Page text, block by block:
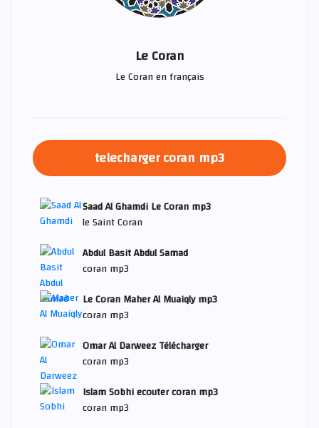
Le Coran
Le Coran en français
telecharger coran mp3
Saad Al Ghamdi Le Coran mp3
le Saint Coran
Abdul Basit Abdul Samad
coran mp3
Le Coran Maher Al Muaiqly mp3
coran mp3
Omar Al Darweez Télécharger
coran mp3
Islam Sobhi ecouter coran mp3
coran mp3